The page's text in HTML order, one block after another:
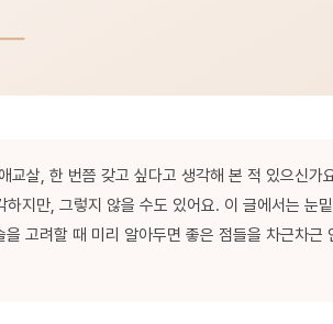
교살, 한 번쯤 갖고 싶다고 생각해 본 적 있으신가
지만, 그렇지 않을 수도 있어요. 이 글에서는 눈
고려할 때 미리 알아두면 좋은 점들을 차근차근